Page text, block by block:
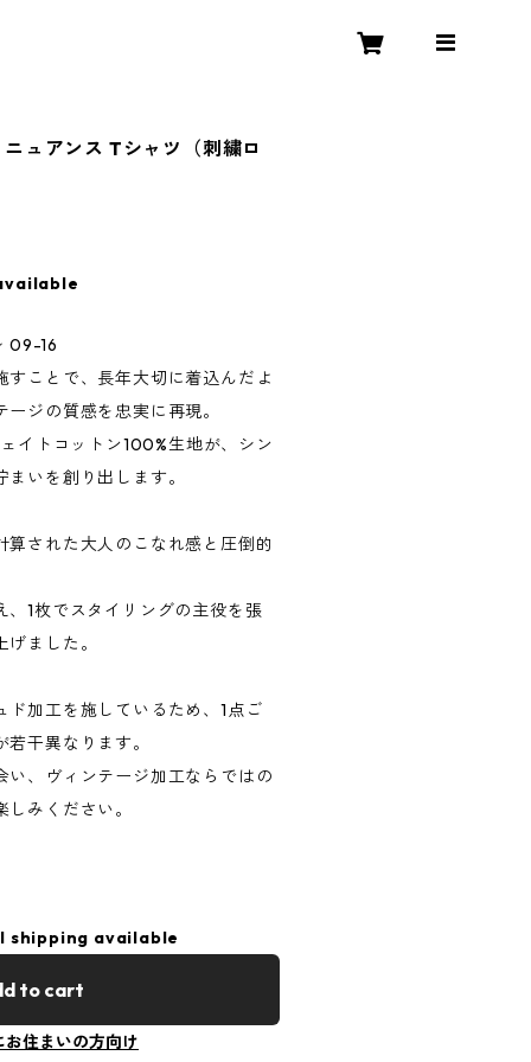
ュアンス Tシャツ（刺繍ロ
09-16
ことで、長年大切に着込んだよ
ジの質感を忠実に再現。
イトコットン100%生地が、シン
いを創り出します。
された大人のこなれ感と圧倒的
1枚でスタイリングの主役を張
ました。
加工を施しているため、1点ご
干異なります。
い、ヴィンテージ加工ならではの
みください。
shipping available
to cart
お住まいの方向け